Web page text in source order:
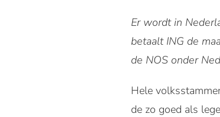
Er wordt in
betaalt ING de
de NOS onder
Hele
de zo goed als